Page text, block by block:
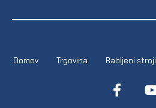
Domov Trgovina Rabljeni stroji